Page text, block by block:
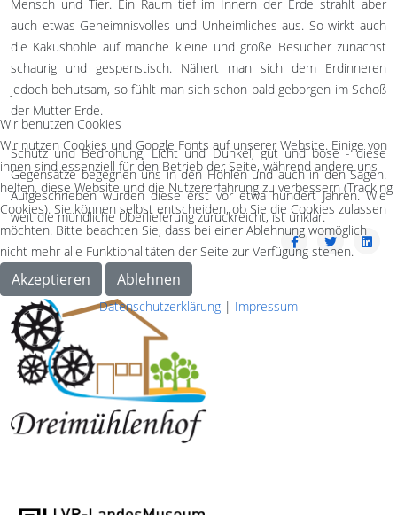
Mensch und Tier. Ein Raum tief im Innern der Erde strahlt aber
auch etwas Geheimnisvolles und Unheimliches aus. So wirkt auch
die Kakushöhle auf manche kleine und große Besucher zunächst
schaurig und gespenstisch. Nähert man sich dem Erdinneren
jedoch behutsam, so fühlt man sich schon bald geborgen im Schoß
der Mutter Erde.
Schutz und Bedrohung, Licht und Dunkel, gut und böse - diese
Gegensätze begegnen uns in den Höhlen und auch in den Sagen.
Aufgeschrieben wurden diese erst vor etwa hundert Jahren. Wie
weit die mündliche Überlieferung zurückreicht, ist unklar.
Wir benutzen Cookies
Wir nutzen Cookies und Google Fonts auf unserer Website. Einige von
ihnen sind essenziell für den Betrieb der Seite, während andere uns
helfen, diese Website und die Nutzererfahrung zu verbessern (Tracking
Cookies). Sie können selbst entscheiden, ob Sie die Cookies zulassen
möchten. Bitte beachten Sie, dass bei einer Ablehnung womöglich
nicht mehr alle Funktionalitäten der Seite zur Verfügung stehen.
Akzeptieren Ablehnen
Datenschutzerklärung | Impressum